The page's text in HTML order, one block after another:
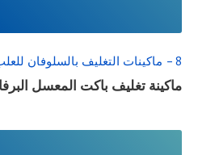
8 – ماكينات التغليف بالسلوفان للعلب 3 دي و ماكينات لصق ليبل
ماكينة تغليف باكت المعسل